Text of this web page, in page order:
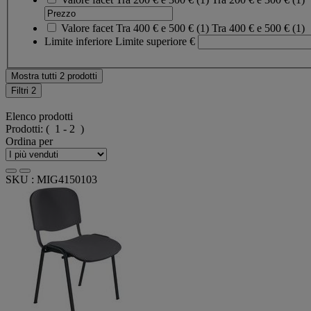
Valore facet Tra 400 € e 500 € (1) Tra 400 € e 500 € (1)
Limite inferiore Limite superiore €
Mostra tutti 2 prodotti
Filtri 2
Elenco prodotti
Prodotti: ( 1 - 2 )
Ordina per
SKU : MIG4150103